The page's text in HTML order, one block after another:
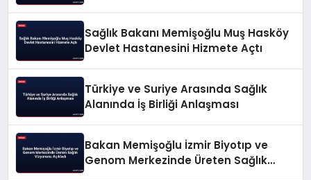
Sağlık Bakanı Memişoğlu Muş Hasköy
Devlet Hastanesini Hizmete Açtı
Türkiye ve Suriye Arasında Sağlık
Alanında İş Birliği Anlaşması
Bakan Memişoğlu İzmir Biyotıp ve
Genom Merkezinde Üreten Sağlık